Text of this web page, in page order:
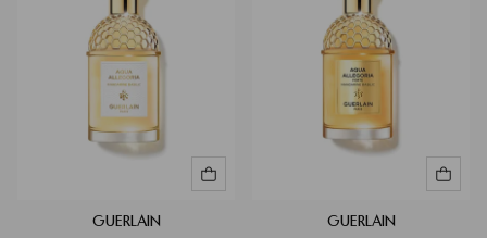
GUERLAIN GUERLAIN